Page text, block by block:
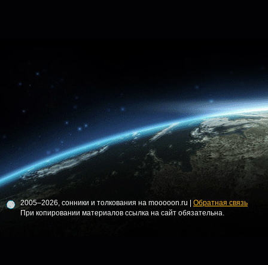
2005–2026, сонники и толкования на mooooon.ru | Обратная связь
При копировании материалов ссылка на сайт обязательна.